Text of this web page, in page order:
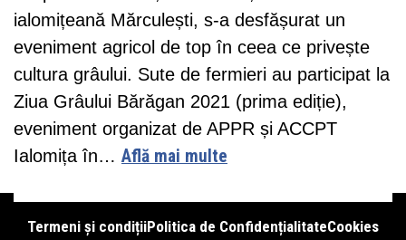
ialomițeană Mărculești, s-a desfășurat un
eveniment agricol de top în ceea ce privește
cultura grâului. Sute de fermieri au participat la
Ziua Grâului Bărăgan 2021 (prima ediție),
eveniment organizat de APPR și ACCPT
Ialomița în… Află mai multe
Termeni și condițiiPolitica de ConfidențialitateCookies